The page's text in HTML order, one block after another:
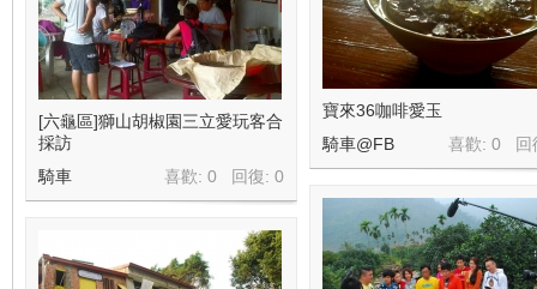
寶來36咖啡愛玉
喜歡: 0 回
騎車@FB
[六龜區]獅山胡椒園三立愛玩客合
採訪
喜歡: 0 回復: 0
騎車